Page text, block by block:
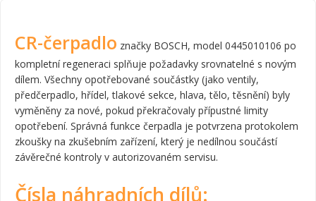
CR-čerpadlo značky BOSCH, model 0445010106 po
kompletní regeneraci splňuje požadavky srovnatelné s novým
dílem. Všechny opotřebované součástky (jako ventily,
předčerpadlo, hřídel, tlakové sekce, hlava, tělo, těsnění) byly
vyměněny za nové, pokud překračovaly přípustné limity
opotřebení. Správná funkce čerpadla je potvrzena protokolem
zkoušky na zkušebním zařízení, který je nedílnou součástí
závěrečné kontroly v autorizovaném servisu.
Čísla náhradních dílů: